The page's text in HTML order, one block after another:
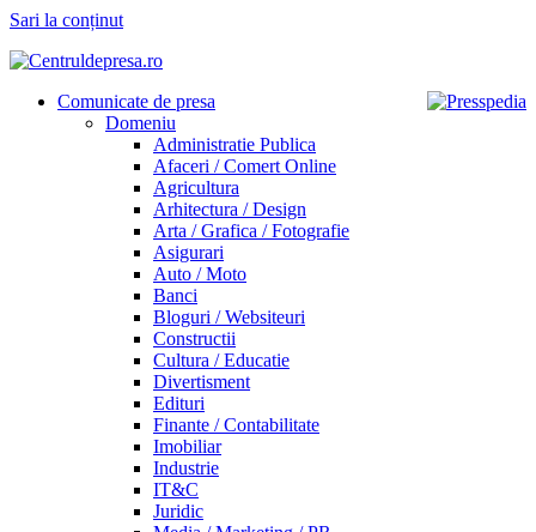
Sari la conținut
Comunicate de presa
Domeniu
Administratie Publica
Afaceri / Comert Online
Agricultura
Arhitectura / Design
Arta / Grafica / Fotografie
Asigurari
Auto / Moto
Banci
Bloguri / Websiteuri
Constructii
Cultura / Educatie
Divertisment
Edituri
Finante / Contabilitate
Imobiliar
Industrie
IT&C
Juridic